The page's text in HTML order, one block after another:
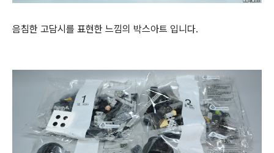
음침한 고담시를 표현한 느낌의 박스아트 입니다.